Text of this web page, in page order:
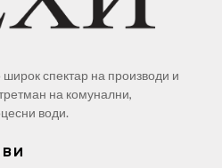
спектар на производи и
на комунални,
води.